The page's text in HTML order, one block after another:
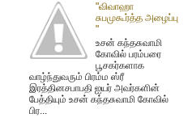
"விவாஹா
சுபமுகூர்த்த அழைப்பு
"
உசன் கந்தசுவாமி
கோவில் பரம்பரை
பூசகர்களாக
வாழ்ந்துவரும் பிரம்ம ஸ்ரீ
இரத்தினசபாபதி ஐயர் அவர்களின்
பேத்தியும் உசன் கந்தசுவாமி கோவில்
பிர...